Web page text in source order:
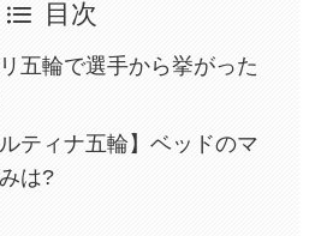
目次
五輪で選手から挙がった
ティナ五輪】ベッドのマ
は?